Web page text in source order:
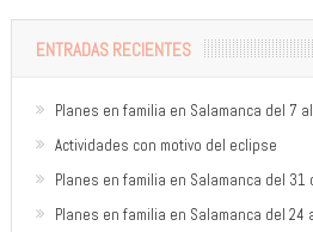
ENTRADAS RECIENTES
Planes en familia en Salamanca del 7
Actividades con motivo del eclipse
Planes en familia en Salamanca del
Planes en familia en Salamanca del 24